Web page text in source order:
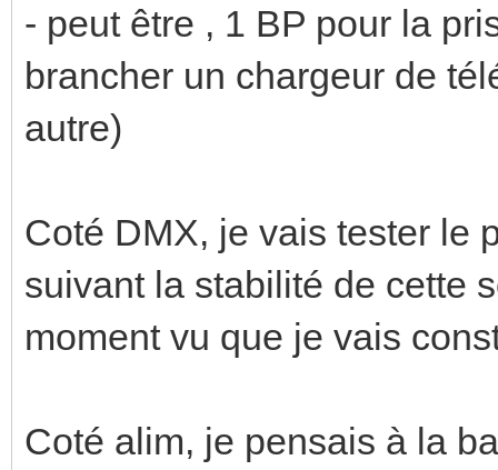
- peut être , 1 BP pour la
brancher un chargeur de
autre)
Coté DMX, je vais tester le
suivant la stabilité de cette
moment vu que je vais
Coté alim, je pensais à la